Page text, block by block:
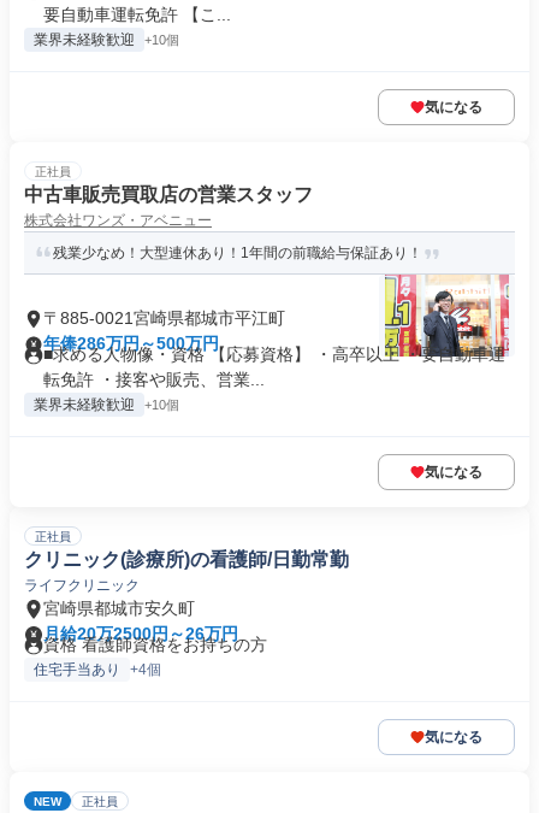
要自動車運転免許 【こ...
業界未経験歓迎 +10個
気になる
正社員
中古車販売買取店の営業スタッフ
株式会社ワンズ・アベニュー
残業少なめ！大型連休あり！1年間の前職給与保証あり！
〒885-0021宮崎県都城市平江町
年俸286万円～500万円
■求める人物像・資格 【応募資格】 ・高卒以上 ・要自動車運
転免許 ・接客や販売、営業...
業界未経験歓迎 +10個
気になる
正社員
クリニック(診療所)の看護師/日勤常勤
ライフクリニック
宮崎県都城市安久町
月給20万2500円～26万円
資格 看護師資格をお持ちの方
住宅手当あり +4個
気になる
NEW 正社員